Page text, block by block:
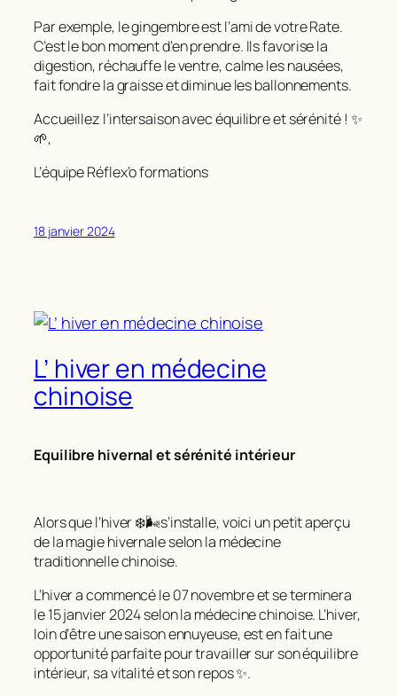
Par exemple, le gingembre est l’ami de votre Rate.
C’est le bon moment d’en prendre. Ils favorise la
digestion, réchauffe le ventre, calme les nausées,
fait fondre la graisse et diminue les ballonnements.
Accueillez l’intersaison avec équilibre et sérénité ! ✨
🌱,
L’équipe Réflex’o formations
18 janvier 2024
L’ hiver en médecine
chinoise
Equilibre hivernal et sérénité intérieur
Alors que l’hiver ❄️🌬️s’installe, voici un petit aperçu
de la magie hivernale selon la médecine
traditionnelle chinoise.
L’hiver a commencé le 07 novembre et se terminera
le 15 janvier 2024 selon la médecine chinoise. L’hiver,
loin d’être une saison ennuyeuse, est en fait une
opportunité parfaite pour travailler sur son équilibre
intérieur, sa vitalité et son repos ✨.